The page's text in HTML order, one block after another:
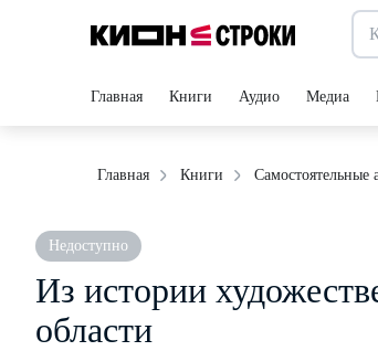
Главная Книги Аудио Медиа
Главная Книги Самостоятельные
Недоступно
Из истории
области